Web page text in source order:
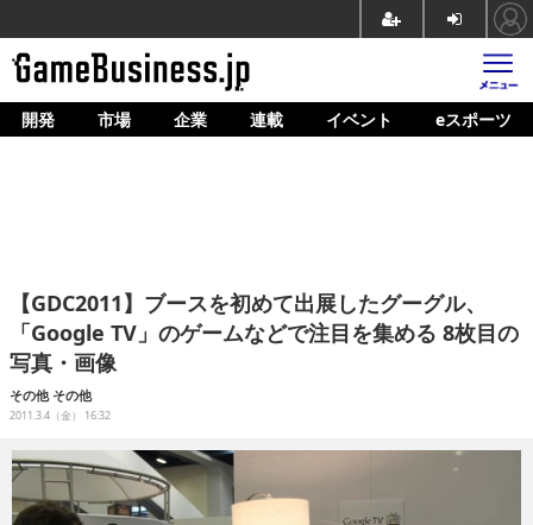
ホーム
企業動向
人材育成
産業政策
連載
イベント/セミナー
開発 市場 企業 連載 イベント eスポーツ
【GDC2011】ブースを初めて出展したグーグル、
「Google TV」のゲームなどで注目を集める 8枚目の
写真・画像
その他 その他
2011.3.4（金） 16:32